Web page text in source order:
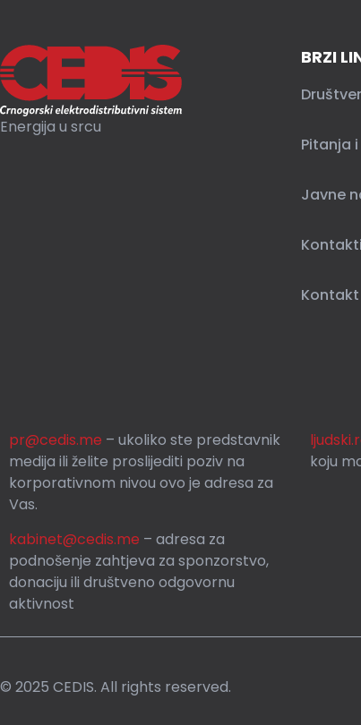
Energija u srcu
BRZI
Pitanja
Javne
Kontakt
pr@cedis.me – ukoliko ste predstavnik
medija ili želite proslijediti poziv na
korporativnom nivou ovo je adresa za
Vas.
kabinet@cedis.me – adresa za
podnošenje zahtjeva za sponzorstvo,
donaciju ili društveno odgovornu
aktivnost
koju
© 2025 CEDIS. All rights reserved.